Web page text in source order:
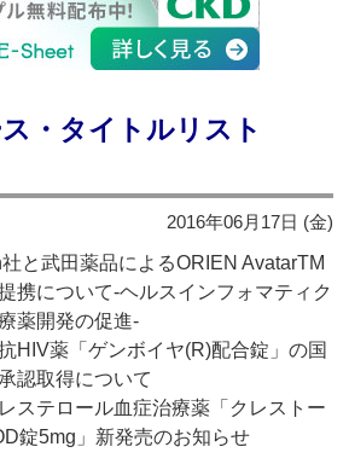
・タイトルリスト
2016年06月17日 (金)
社と武田薬品によるORIEN AvatarTM
携について‐ヘルスインフォマティク
薬開発の促進‐
HIV薬「ゲンボイヤ(R)配合錠」の国
認取得について
ステロール血症治療薬「クレストー
錠5mg」新発売のお知らせ